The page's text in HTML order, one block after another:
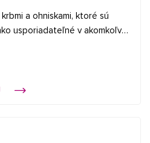
a ohniskami, ktoré sú
usporiadateľné v akomkoľvek